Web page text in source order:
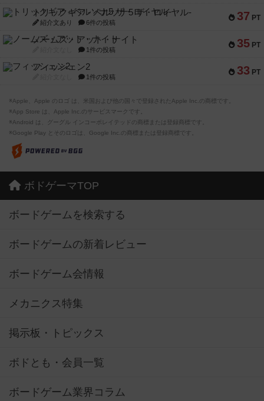
37 PT
トリックギア - ペルソナ5 ザ・ロイヤル-
紹介文あり 6件の投稿
35 PT
ノームズ・アット・ナイト
1件の投稿
33 PT
フィッシェン2
1件の投稿
※Apple、Apple のロゴ は、米国および他の国々で登録されたApple Inc.の商標です。
※App Store は、Apple Inc.のサービスマークです。
※Android は、グーグル インコーポレイテッドの商標または登録商標です。
※Google Play とそのロゴは、Google Inc.の商標または登録商標です。
ボドゲーマTOP
ボードゲームを検索する
ボードゲームの新着レビュー
ボードゲーム会情報
メカニクス特集
掲示板・トピックス
ボドとも・会員一覧
ボードゲーム業界コラム